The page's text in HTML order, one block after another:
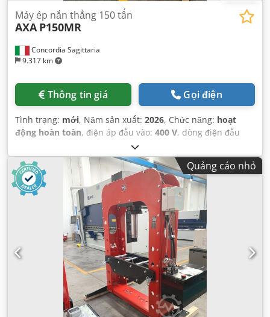
Concordia Sagittaria
9.317 km
Máy ép nắn thẳng 150 tấn
AXA P150MR
Thông tin giá Gọi điện
Tình trạng: mới, Năm sản xuất: 2026, Chức năng: hoạt
động hoàn toàn, điện áp đầu vào: 400 V, dòng điện đầu
, chiều dài hành trình:
bị:Dấu CE, tài liệu / sổ tay hướng dẫn,
Quảng cáo nhỏ